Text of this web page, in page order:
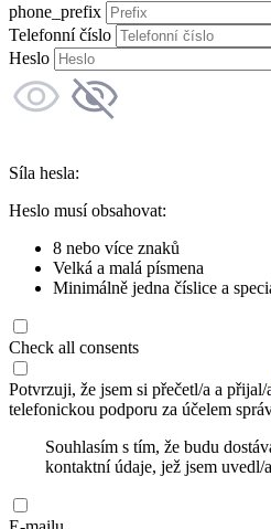
phone_prefix
Telefonní číslo
Heslo
Síla hesla:
Heslo musí obsahovat:
8 nebo více znaků
Velká a malá písmena
Minimálně jedna číslice a
Check all consents
Potvrzuji, že jsem si přečetl/a a přijal/
telefonickou podporu za účelem
Souhlasím s tím, že budu
kontaktní údaje, jež jsem uvedl/